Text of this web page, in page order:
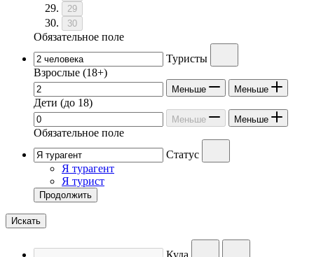
29
30
Обязательное поле
Туристы
Взрослые (18+)
Меньше Меньше
Дети (до 18)
Меньше Меньше
Обязательное поле
Статус
Я турагент
Я турист
Продолжить
Искать
Куда